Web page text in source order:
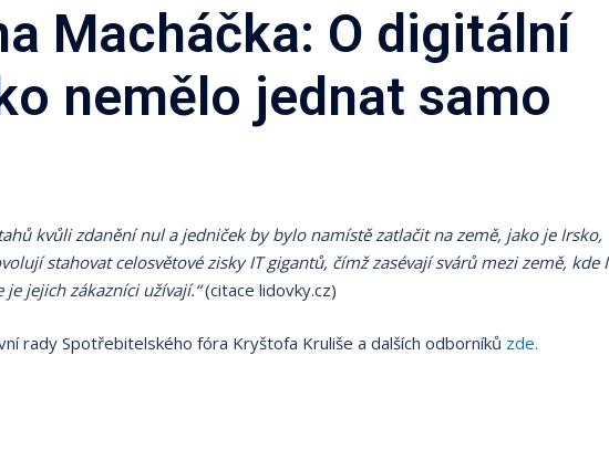
Macháčka: O digitální
nemělo jednat samo
kvůli zdanění nul a jedniček by bylo namístě zatlačit na země, jako je Irsko,
stahovat celosvětové zisky IT gigantů, čímž zasévají svárů mezi země, kde
jejich zákazníci užívají.“(citace lidovky.cz)
rady Spotřebitelského fóra Kryštofa Kruliše a dalších odborníků zde.